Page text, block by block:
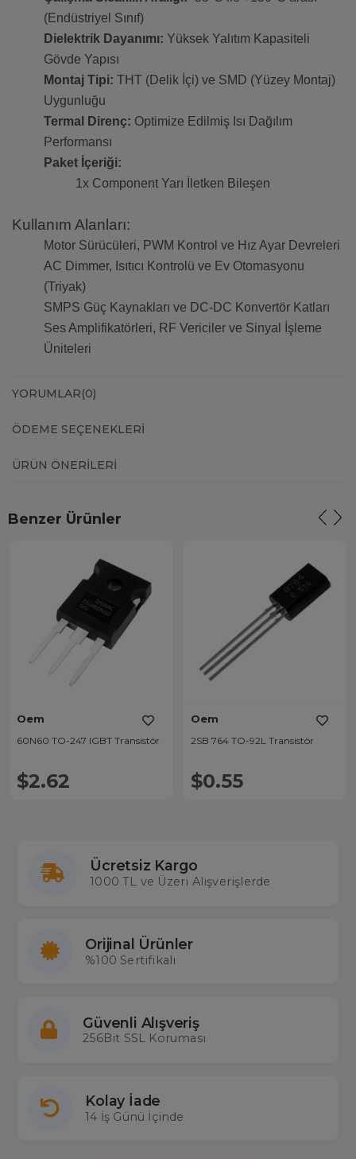
(Endüstriyel Sınıf)
Dielektrik Dayanımı: Yüksek Yalıtım Kapasiteli
Gövde Yapısı
Montaj Tipi: THT (Delik İçi) ve SMD (Yüzey Montaj)
Uygunluğu
Termal Direnç: Optimize Edilmiş Isı Dağılım
Performansı
Paket İçeriği:
1x Component Yarı İletken Bileşen
Kullanım Alanları:
Motor Sürücüleri, PWM Kontrol ve Hız Ayar Devreleri
AC Dimmer, Isıtıcı Kontrolü ve Ev Otomasyonu
(Triyak)
SMPS Güç Kaynakları ve DC-DC Konvertör Katları
Ses Amplifikatörleri, RF Vericiler ve Sinyal İşleme
Üniteleri
YORUMLAR(0)
ÖDEME SEÇENEKLERI
ÜRÜN ÖNERILERI
Benzer Ürünler
Oem
60N60 TO-247 IGBT Transistör
$2.62
Oem
2SB 764 TO-92L Transistör
$0.55
Ücretsiz Kargo
1000 TL ve Üzeri Alışverişlerde
Orijinal Ürünler
%100 Sertifikalı
Güvenli Alışveriş
256Bit SSL Koruması
Kolay İade
14 İş Günü İçinde